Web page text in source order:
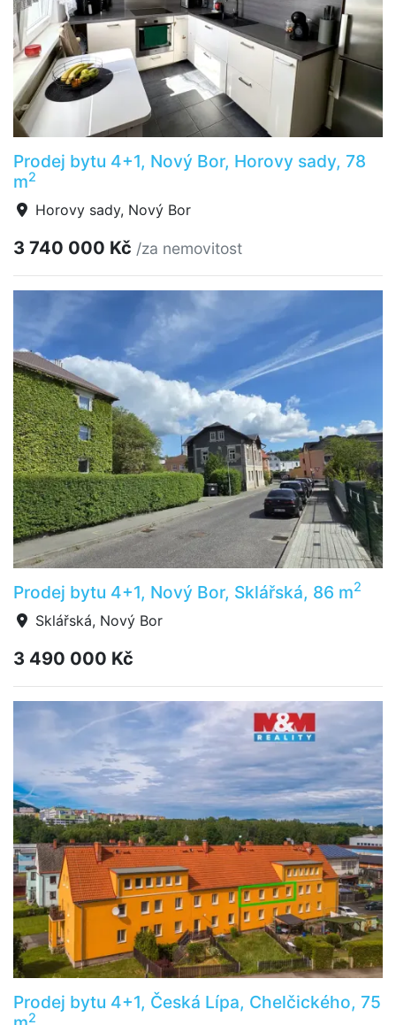
Prodej bytu 4+1, Nový Bor, Horovy sady, 78
m2
Horovy sady, Nový Bor
3 740 000 Kč /za nemovitost
Prodej bytu 4+1, Nový Bor, Sklářská, 86 m2
Sklářská, Nový Bor
3 490 000 Kč
Prodej bytu 4+1, Česká Lípa, Chelčického, 75
2